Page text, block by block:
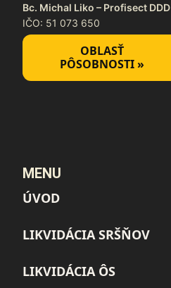
Bc. Michal Liko – Profisect DDD
IČO: 51 073 650
OBLASŤ
PÔSOBNOSTI »
MENU
ÚVOD
LIKVIDÁCIA SRŠŇOV
LIKVIDÁCIA ÔS